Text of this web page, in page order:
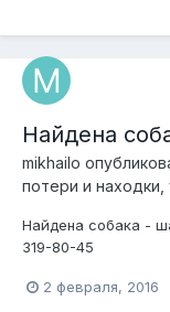
Найдена
mikhailo
потери и находки,
Найдена собака -
319-80-45
2 февраля, 2016